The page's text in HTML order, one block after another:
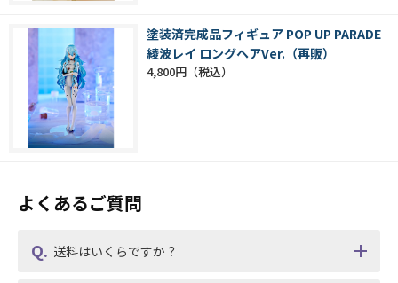
塗装済完成品フィギュア POP UP PARADE
綾波レイ ロングヘアVer.（再販）
4,800円
よくあるご質問
送料はいくらですか？